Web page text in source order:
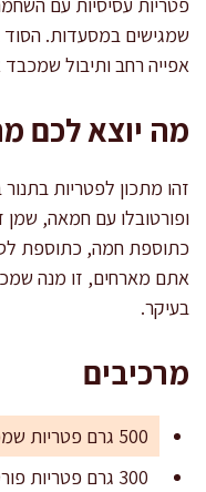
שמגישים במסעדות. הסוד
אפייה רחב ותיבול
מה יוצא לכם
זהו מתכון לפטריות בתנור
ופורטובלו עם חמאה, שמן
כתוספת חמה, כתוספת
אתם מארחים, זו מנה
בעיקר.
מרכיבים
500 גרם פטריות שמפיניון טריות, שלמות קטנות או חצויות
300 גרם פטריות